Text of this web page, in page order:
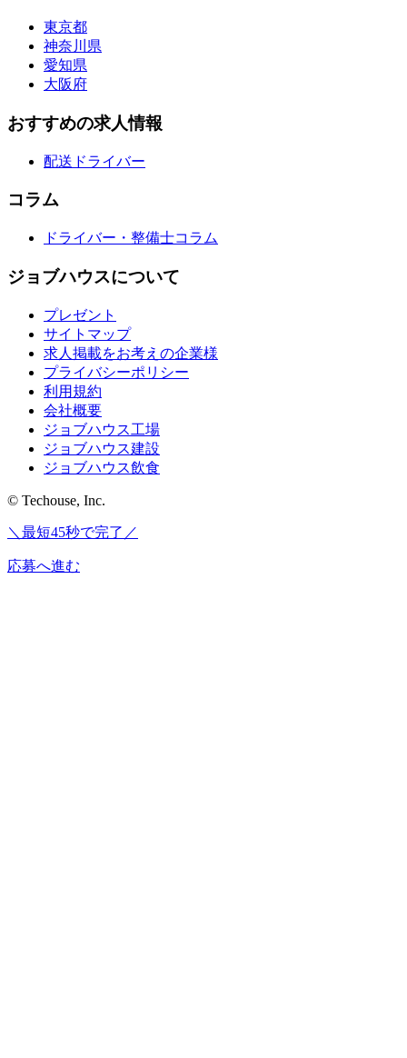
東京都
神奈川県
愛知県
大阪府
おすすめの求人情報
配送ドライバー
コラム
ドライバー・整備士コラム
ジョブハウスについて
プレゼント
サイトマップ
求人掲載をお考えの企業様
プライバシーポリシー
利用規約
会社概要
ジョブハウス工場
ジョブハウス建設
ジョブハウス飲食
© Techouse, Inc.
＼最短45秒で完了／
応募へ進む